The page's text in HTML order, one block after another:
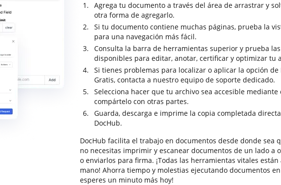
Agrega tu documento a través del área de arrastrar y
otra forma de agregarlo.
Si tu documento contiene muchas páginas, prueba la
para una navegación más fácil.
Consulta la barra de herramientas superior y prueba
disponibles para editar, anotar, certificar y optimizar tu
Si tienes problemas para localizar o aplicar la opción de
Gratis, contacta a nuestro equipo de soporte dedicado.
Selecciona hacer que tu archivo sea accesible mediante
compártelo con otras partes.
Guarda, descarga e imprime la copia completada
DocHub.
DocHub facilita el trabajo en documentos desde donde sea
no necesitas imprimir y escanear documentos de un lado a
o enviarlos para firma. ¡Todas las herramientas vitales
mano! Ahorra tiempo y molestias ejecutando documentos en
esperes un minuto más hoy!